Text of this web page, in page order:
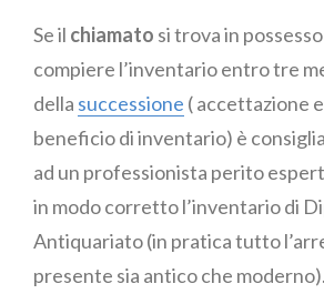
Se il chiamato si trova in
compiere l’inventario entro tre
della successione ( accettazione
beneficio di inventario) è
ad un professionista perito
in modo corretto l’inventario di
Antiquariato (in pratica tutto
presente sia antico che moderno).